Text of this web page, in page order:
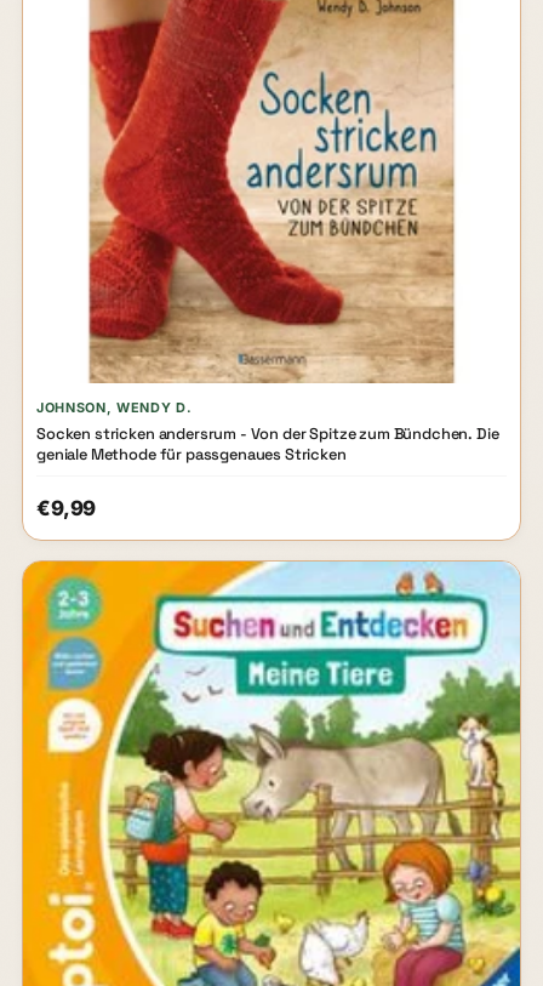
JOHNSON, WENDY D.
Socken stricken andersrum - Von der Spitze zum Bündchen. Die
geniale Methode für passgenaues Stricken
€9,99